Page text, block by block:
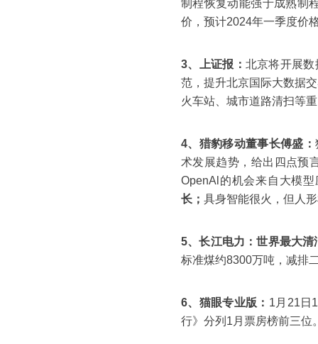
制程恢复动能强于成熟制
价，预计2024年一季度价
3、上证报： 北京将开展
范，提升北京国际大数据
火车站、城市道路清扫等
4、猎豹移动董事长傅盛：
术发展趋势，给出四点预
OpenAl的机会来自大模
长； 具身智能很火，但人
5、长江电力：世界最大清
标准煤约8300万吨，减排
6、猫眼专业版： 1月21日
行》分列1月票房榜前三位